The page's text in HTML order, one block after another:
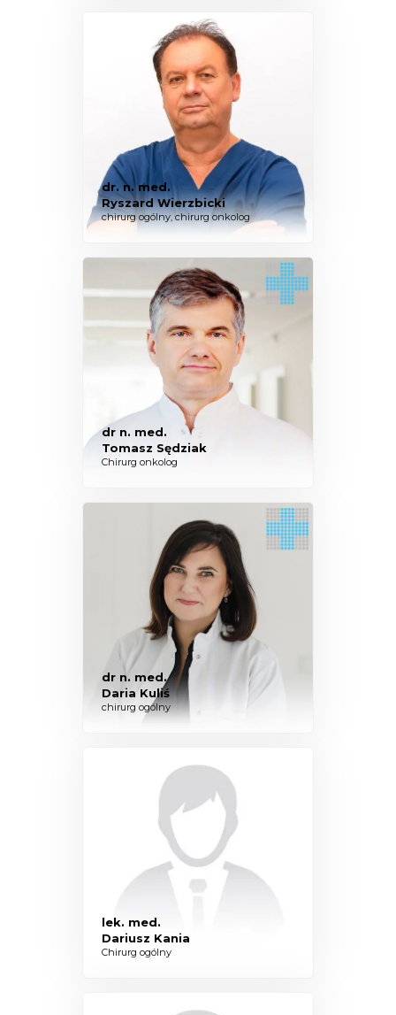
dr. n. med.
Ryszard Wierzbicki
chirurg ogólny, chirurg onkolog
dr n. med.
Tomasz Sędziak
Chirurg onkolog
dr n. med.
Daria Kuliś
chirurg ogólny
lek. med.
Dariusz Kania
Chirurg ogólny